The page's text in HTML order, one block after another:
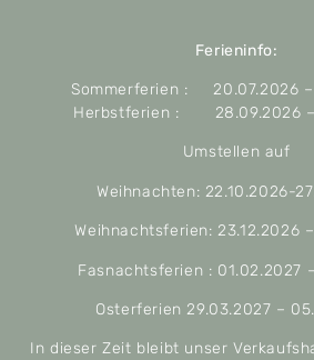
Ferieninfo:
Sommerferien : 20.07.2026 –
Herbstferien : 28.09.2026 –
Umstellen auf
Weihnachten: 22.10.2026-
Weihnachtsferien: 23.12.2026
Fasnachtsferien : 01.02.2027
Osterferien 29.03.2027 –
In dieser Zeit bleibt unser